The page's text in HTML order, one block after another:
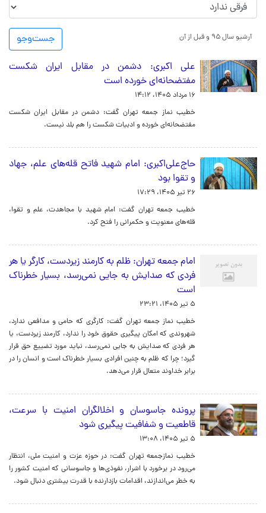
جست‌و‌جو آرشیو سال ۹۵ و قبل از آن
علی اکبری: دشمن در مقابل ایران شکست
مفتضحانه‌ای خورده است
۱۶ مرداد ۱۴۰۵، ۱۴:۱۲
خطیب نماز جمعه تهران گفت: دشمن در مقابل ایران شکست
مفتضحانه‌ای خورده و ادبیات شکست را هم بلد نیست.
حاج‌علی‌اکبری: امام شهید فاتح قله‌های علم، جهاد
و تقوا بود
۲۶ تیر ۱۴۰۵، ۱۷:۲۹
خطیب جمعه تهران گفت: امام شهید با مجاهدت، علم و تقوا،
قله‌های معنویت و حکمرانی را فتح کرد.
امام جمعه تهران: ظلم به کارمند زیردست، کارگر یا هر
فردی که صدایش به جایی نمی‌رسد، بسیار خطرناک
است
۵ تیر ۱۴۰۵، ۲۳:۲۱
خطیب نماز جمعه تهران گفت: کارگری که حامی و مدافعی ندارد،
شهروندی که امکان پیگیری حقوق خود را ندارد، کارمند زیردست، یا
هر فردی که صدایش به جایی نمی‌رسد، نباید مورد تضییع حق قرار
گیرد؛ چرا که ظلم به چنین افرادی بسیار خطرناک است و انسان را در
برابر خداوند متعال قرار می‌دهد.
پرونده جاسوسان و اخلالگران امنیت با سرعت،
قاطعیت و شفافیت پیگیری شود
۵ تیر ۱۴۰۵، ۱۳:۰۸
خطیب نمازجمعه تهران گفت: در حوزه عزت و امنیت ملی، انتظار
می‌رود در برخورد با اشرار، نفوذی‌ها و جاسوسانی که امنیت کشور را
به خطر می‌اندازند، اقدامات بازدارنده با قدرت بیشتری دنبال شود.